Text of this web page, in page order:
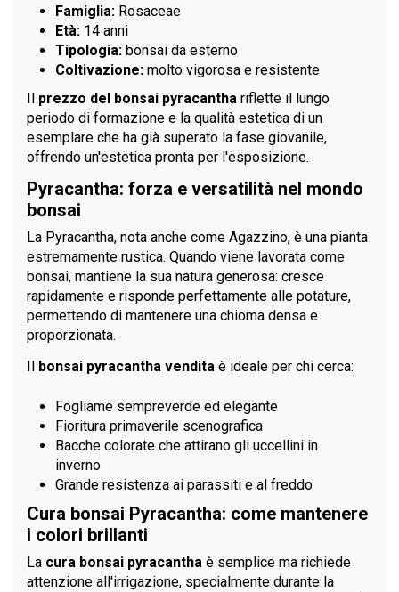
Famiglia: Rosaceae
Età: 14 anni
Tipologia: bonsai da esterno
Coltivazione: molto vigorosa e resistente
Il prezzo del bonsai pyracantha riflette il lungo
periodo di formazione e la qualità estetica di un
esemplare che ha già superato la fase giovanile,
offrendo un'estetica pronta per l'esposizione.
Pyracantha: forza e versatilità nel mondo
bonsai
La Pyracantha, nota anche come Agazzino, è una pianta
estremamente rustica. Quando viene lavorata come
bonsai, mantiene la sua natura generosa: cresce
rapidamente e risponde perfettamente alle potature,
permettendo di mantenere una chioma densa e
proporzionata.
bonsai pyracantha vendita è ideale per chi cerca:
Fogliame sempreverde ed elegante
Fioritura primaverile scenografica
Bacche colorate che attirano gli uccellini in
inverno
Grande resistenza ai parassiti e al freddo
Cura bonsai Pyracantha: come mantenere
i colori brillanti
La cura bonsai pyracantha è semplice ma richiede
attenzione all'irrigazione, specialmente durante la